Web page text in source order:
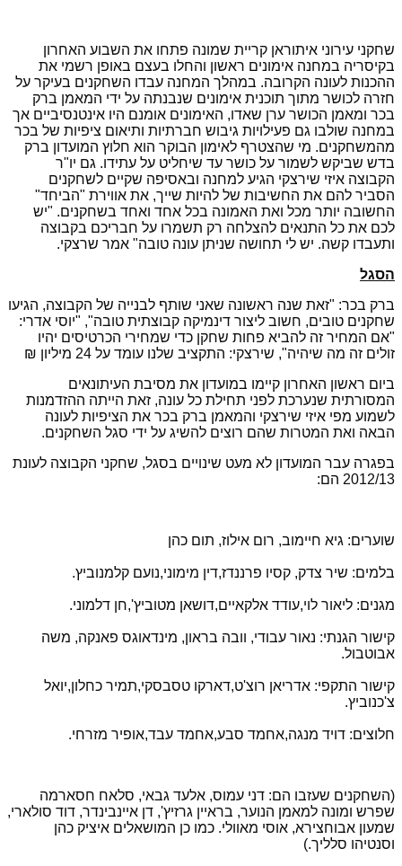
שחקני עירוני איתוראן קריית שמונה פתחו את השבוע האחרון
בקיסריה במחנה אימונים ראשון והחלו בעצם באופן רשמי את
ההכנות לעונה הקרובה. במהלך המחנה עבדו השחקנים בעיקר על
חזרה לכושר מתוך תוכנית אימונים שנבנתה על ידי המאמן ברק
בכר ומאמן הכושר ערן שאדו, האימונים אומנם היו אינטנסיביים אך
במחנה שולבו גם פעילויות גיבוש חברתיות ותיאום ציפיות של בכר
מהמשחקנים. מי שהצטרף לאימון הבוקר הוא חלוץ המועדון ברק
בדש שביקש לשמור על כושר עד שיחליט על עתידו. גם יו"ר
הקבוצה איזי שירצקי הגיע למחנה ובאסיפה שקיים לשחקנים
הסביר להם את החשיבות של להיות שייך, את אווירת "הביחד"
החשובה יותר מכל ואת האמונה בכל אחד ואחד בשחקנים. "יש
לכם את כל התנאים להצלחה רק תשמרו על חבריכם בקבוצה
ותעבדו קשה. יש לי תחושה שניתן עונה טובה" אמר שרצקי.
הסגל
ברק בכר: "זאת שנה ראשונה שאני שותף לבנייה של הקבוצה, הגיעו
שחקנים טובים, חשוב ליצור דינמיקה קבוצתית טובה", "יוסי אדרי:
"אם המחיר זה להביא פחות שחקן כדי שמחירי הכרטיסים יהיו
זולים זה מה שיהיה", שירצקי: התקציב שלנו עומד על 24 מיליון ₪
ביום ראשון האחרון קיימו במועדון את מסיבת העיתונאים
המסורתית שנערכת לפני תחילת כל עונה, זאת הייתה ההזדמנות
לשמוע מפי איזי שירצקי והמאמן ברק בכר את הציפיות לעונה
הבאה ואת המטרות שהם רוצים להשיג על ידי סגל השחקנים.
בפגרה עבר המועדון לא מעט שינויים בסגל, שחקני הקבוצה לעונת
2012/13 הם:
שוערים: גיא חיימוב, רום אילוז, תום כהן
בלמים: שיר צדק, קסיו פרננדז,דין מימוני,נועם קלמנוביץ.
מגנים: ליאור לוי,עודד אלקאיים,דושאן מטוביץ',חן דלמוני.
קישור הגנתי: נאור עבודי, וובה בראון, מינדאוגס פאנקה, משה
אבוטבול.
קישור התקפי: אדריאן רוצ'ט,דארקו טסבסקי,תמיר כחלון,יואל
צ'כנוביץ.
חלוצים: דויד מנגה,אחמד סבע,אחמד עבד,אופיר מזרחי.
(השחקנים שעזבו הם: דני עמוס, אלעד גבאי, סלאח חסארמה
שפרש ומונה למאמן הנוער, בראיין גרזיץ', דן איינבינדר, דוד סולארי,
שמעון אבוחצירא, אוסי מאוולי. כמו כן המושאלים איציק כהן
וסנטיהו סלליך.)